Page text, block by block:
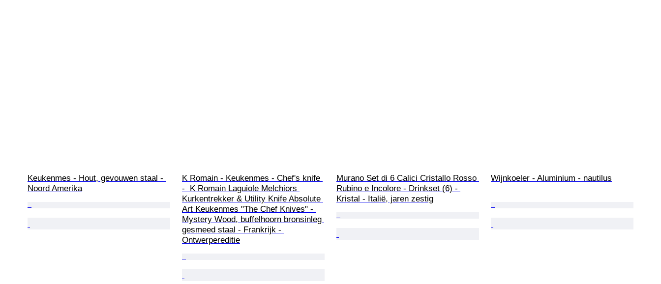
Keukenmes - Hout, gevouwen staal -
Noord Amerika
K Romain - Keukenmes - Chef's knife
-  K Romain Laguiole Melchiors
Kurkentrekker & Utility Knife Absolute
Art Keukenmes "The Chef Knives" -
Mystery Wood, buffelhoorn bronsinleg
gesmeed staal - Frankrijk -
Ontwerpereditie
Murano Set di 6 Calici Cristallo Rosso
Rubino e Incolore - Drinkset (6) -
Kristal - Italië, jaren zestig
Wijnkoeler - Aluminium - nautilus